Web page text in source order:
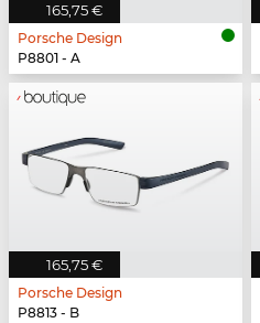
165,75 €
Porsche Design
P8801 - A
165,75 €
Porsche Design
P8813 - B